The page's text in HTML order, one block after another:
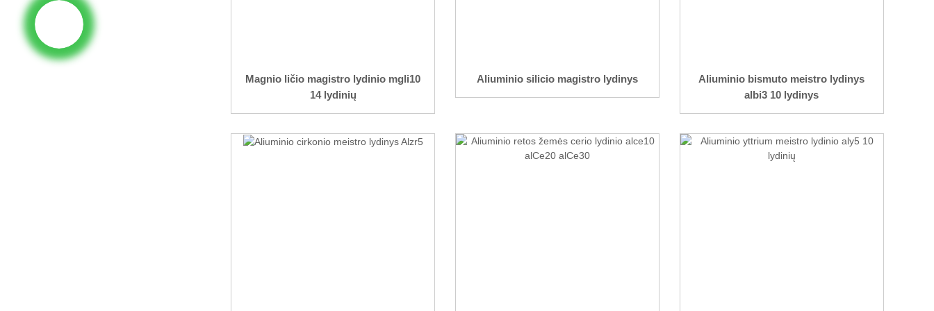
Magnio ličio magistro lydinio mgli10
14 lydinių
Aliuminio silicio magistro lydinys
Aliuminio bismuto meistro lydinys
albi3 10 lydinys